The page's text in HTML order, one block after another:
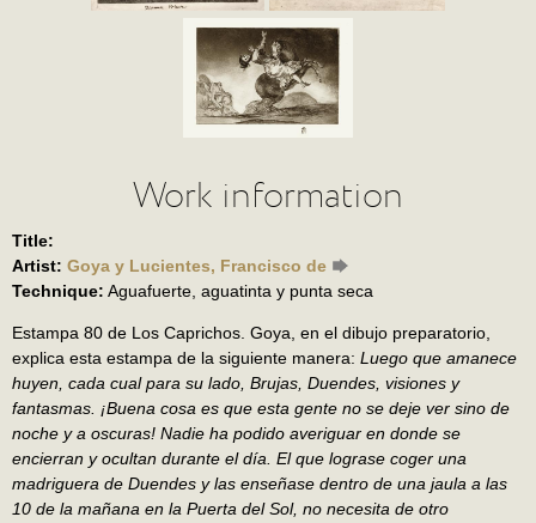
Work information
Title:
Artist: Goya y Lucientes, Francisco de
Technique: Aguafuerte, aguatinta y punta seca
Estampa 80 de Los Caprichos. Goya, en el dibujo preparatorio,
explica esta estampa de la siguiente manera: Luego que amanece
huyen, cada cual para su lado, Brujas, Duendes, visiones y
fantasmas. ¡Buena cosa es que esta gente no se deje ver sino de
noche y a oscuras! Nadie ha podido averiguar en donde se
encierran y ocultan durante el día. El que lograse coger una
madriguera de Duendes y las enseñase dentro de una jaula a las
10 de la mañana en la Puerta del Sol, no necesita de otro